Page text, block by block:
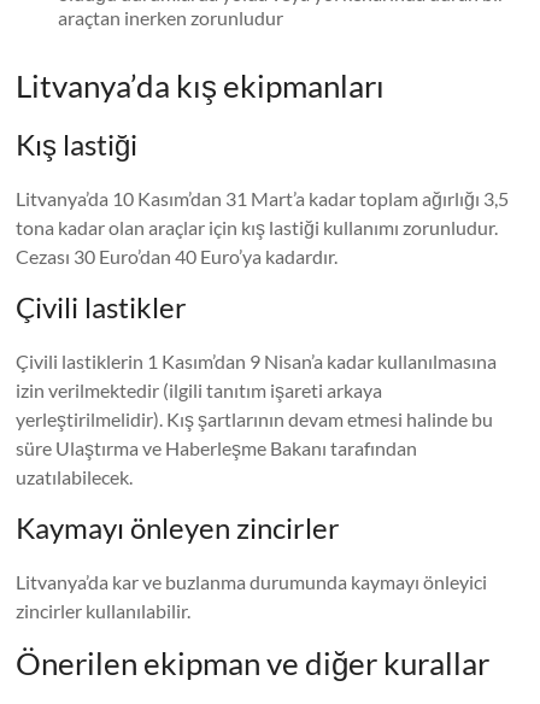
araçtan inerken zorunludur
Litvanya’da kış ekipmanları
Kış lastiği
Litvanya’da 10 Kasım’dan 31 Mart’a kadar toplam ağırlığı 3,5
tona kadar olan araçlar için kış lastiği kullanımı zorunludur.
Cezası 30 Euro’dan 40 Euro’ya kadardır.
Çivili lastikler
Çivili lastiklerin 1 Kasım’dan 9 Nisan’a kadar kullanılmasına
izin verilmektedir (ilgili tanıtım işareti arkaya
yerleştirilmelidir). Kış şartlarının devam etmesi halinde bu
süre Ulaştırma ve Haberleşme Bakanı tarafından
uzatılabilecek.
Kaymayı önleyen zincirler
Litvanya’da kar ve buzlanma durumunda kaymayı önleyici
zincirler kullanılabilir.
Önerilen ekipman ve diğer kurallar